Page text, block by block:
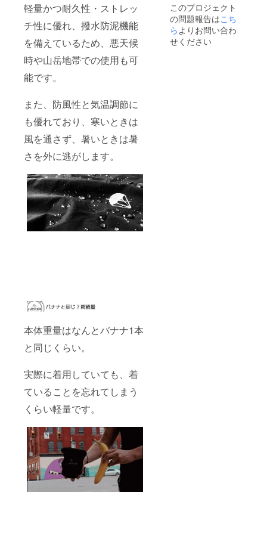
軽量かつ耐久性・ストレッ
チ性に優れ、撥水防泥機能
を備えているため、悪天候
時や山岳地帯での使用も可
能です。
また、防風性と気温調節に
も優れており、寒いときは
風を通さず、暑いときは暑
さを外に逃がします。
本体重量はなんとバナナ1本
と同じくらい。
実際に着用していても、着
ていることを忘れてしまう
くらい軽量です。
このプロジェクト
の問題報告はこち
ら よりお問い合わ
せください